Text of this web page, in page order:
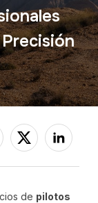
de pilotos